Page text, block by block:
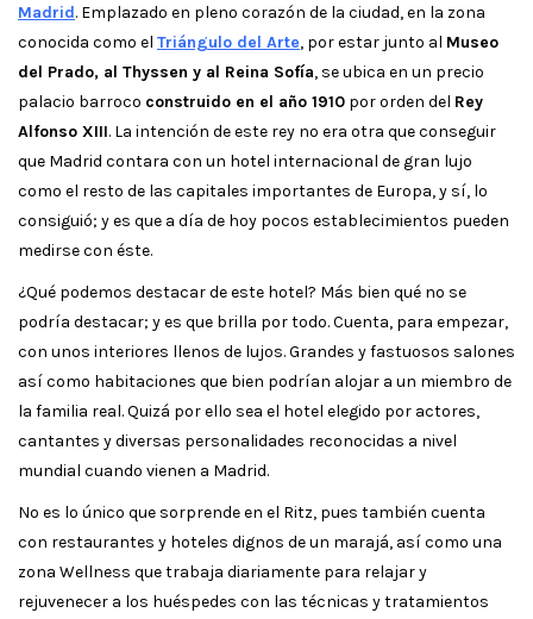
Madrid. Emplazado en pleno corazón de la ciudad, en la zona
conocida como el Triángulo del Arte, por estar junto al Museo
del Prado, al Thyssen y al Reina Sofía, se ubica en un precio
palacio barroco construido en el año 1910 por orden del Rey
Alfonso XIII. La intención de este rey no era otra que conseguir
que Madrid contara con un hotel internacional de gran lujo
como el resto de las capitales importantes de Europa, y sí, lo
consiguió; y es que a día de hoy pocos establecimientos pueden
medirse con éste.
¿Qué podemos destacar de este hotel? Más bien qué no se
podría destacar; y es que brilla por todo. Cuenta, para empezar,
con unos interiores llenos de lujos. Grandes y fastuosos salones
así como habitaciones que bien podrían alojar a un miembro de
la familia real. Quizá por ello sea el hotel elegido por actores,
cantantes y diversas personalidades reconocidas a nivel
mundial cuando vienen a Madrid.
No es lo único que sorprende en el Ritz, pues también cuenta
con restaurantes y hoteles dignos de un marajá, así como una
zona Wellness que trabaja diariamente para relajar y
rejuvenecer a los huéspedes con las técnicas y tratamientos